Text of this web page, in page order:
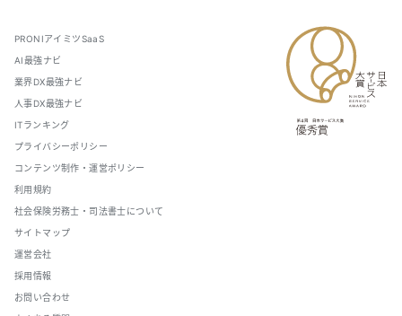
PRONIアイミツSaaS
AI最強ナビ
業界DX最強ナビ
人事DX最強ナビ
ITランキング
プライバシーポリシー
コンテンツ制作・運営ポリシー
利用規約
社会保険労務士・司法書士について
サイトマップ
運営会社
採用情報
お問い合わせ